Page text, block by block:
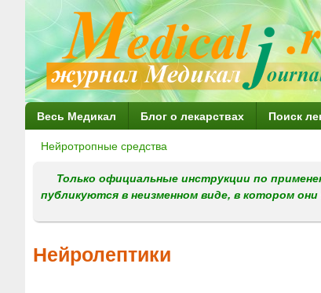
Г
л
в
н
е
Весь Медикал Блог о лекарствах Поиск
Вы
здесь
Нейротропные средства
Только официальные инструкции по
публикуются в неизменном виде, в котором
Нейролептики